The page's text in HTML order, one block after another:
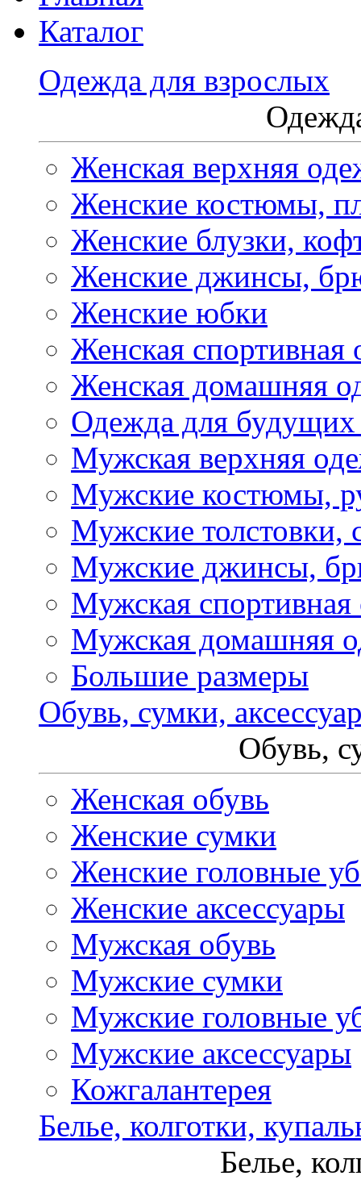
Каталог
Одежда для взрослых
Женская верхняя
Женские костюмы,
Женские блузки,
Женские джинсы,
Женские юбки
Женская спортивная
Женская домашняя
Одежда для
Мужская верхняя
Мужские костюмы,
Мужские толстовки,
Мужские джинсы,
Мужская спортивная
Мужская домашняя
Большие размеры
Обувь, сумки,
Обувь,
Женская обувь
Женские сумки
Женские головные
Женские аксессуары
Мужская обувь
Мужские сумки
Мужские головные
Мужские аксессуары
Кожгалантерея
Белье, колготки,
Белье,